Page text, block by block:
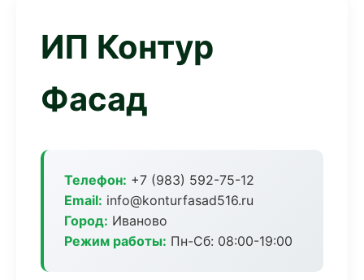
ИП Контур
Фасад
Телефон: +7 (983) 592-75-12
Email: info@konturfasad516.ru
Город: Иваново
Режим работы: Пн-Сб: 08:00-19:00